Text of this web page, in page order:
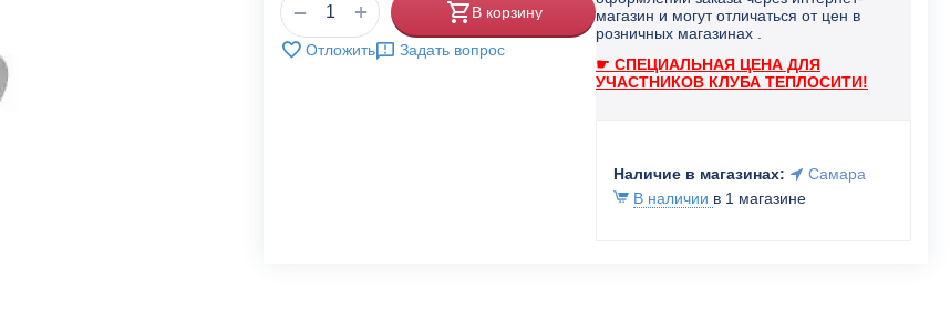
+
− В корзину
Отложить Задать вопрос
магазин и могут отличаться от цен в
розничных магазинах .
☛ СПЕЦИАЛЬНАЯ ЦЕНА ДЛЯ
УЧАСТНИКОВ КЛУБА ТЕПЛОСИТИ!
Наличие в магазинах:
Самара
В наличии в 1 магазине